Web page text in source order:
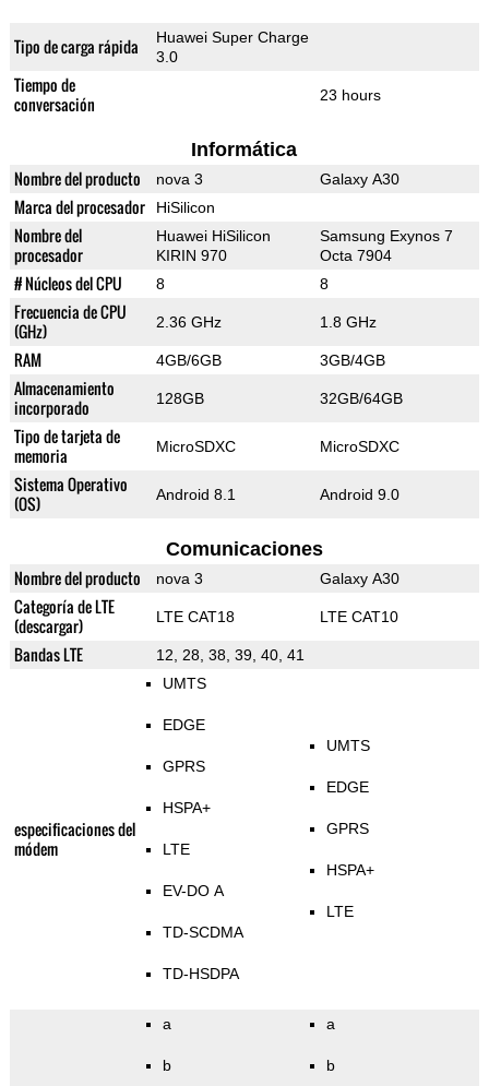
Tipo de carga rápida
Huawei Super Charge
3.0
Tiempo de
conversación
23 hours
Informática
Nombre del producto nova 3 Galaxy A30
Marca del procesador HiSilicon
Nombre del
procesador
Huawei HiSilicon
KIRIN 970
Samsung Exynos 7
Octa 7904
# Núcleos del CPU 8 8
Frecuencia de CPU
(GHz)
2.36 GHz 1.8 GHz
RAM 4GB/6GB 3GB/4GB
Almacenamiento
incorporado
128GB 32GB/64GB
Tipo de tarjeta de
memoria
MicroSDXC MicroSDXC
Sistema Operativo
(OS)
Android 8.1 Android 9.0
Comunicaciones
Nombre del producto nova 3 Galaxy A30
Categoría de LTE
(descargar)
LTE CAT18 LTE CAT10
Bandas LTE 12, 28, 38, 39, 40, 41
especificaciones del
módem
UMTS
EDGE
GPRS
HSPA+
LTE
EV-DO A
TD-SCDMA
TD-HSDPA
UMTS
EDGE
GPRS
HSPA+
LTE
a
b
a
b